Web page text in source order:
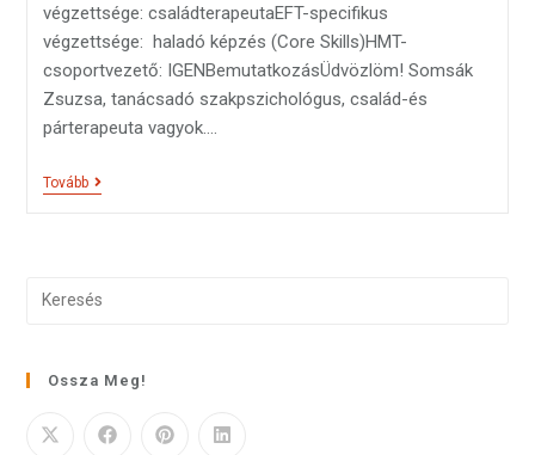
végzettsége: családterapeutaEFT-specifikus
végzettsége: haladó képzés (Core Skills)HMT-
csoportvezető: IGENBemutatkozásÜdvözlöm! Somsák
Zsuzsa, tanácsadó szakpszichológus, család-és
párterapeuta vagyok.…
Tovább
Ossza Meg!